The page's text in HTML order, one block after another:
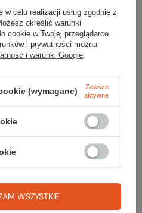
Buty TERRADORA
EXPLORER MID
WATERPROOF
559,99 zł
Najniższa cena:
-30%
celu realizacji usług zgodnie z
określić warunki
cookie w Twojej przeglądarce.
i prywatności można
i warunki Google
(wymagane)
Zawsze
aktywne
WSZYSTKIE